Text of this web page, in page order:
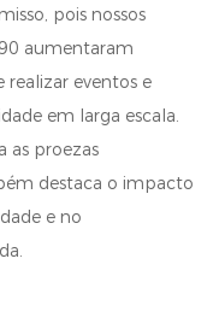
pois nossos
aumentaram
realizar eventos e
em larga escala.
as proezas
destaca o impacto
e no